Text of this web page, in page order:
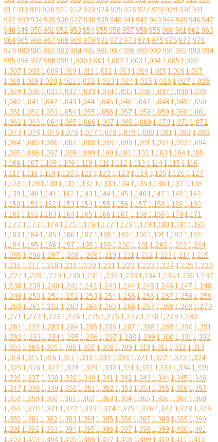
917918919920921922923924925926927928929930931
932933934935936937938939940941942943944945946947
948949950951952953954955956957958959960961962963
964965966967968969970971972973974975976977978
979980981982983984985986987988989990991992993994
9959969979989991,0001,0011,0021,0031,0041,0051,006
1,0071,0081,0091,0101,0111,0121,0131,0141,0151,0161,017
1,0181,0191,0201,0211,0221,0231,0241,0251,0261,0271,028
1,0291,0301,0311,0321,0331,0341,0351,0361,0371,0381,039
1,0401,0411,0421,0431,0441,0451,0461,0471,0481,0491,050
1,0511,0521,0531,0541,0551,0561,0571,0581,0591,0601,061
1,0621,0631,0641,0651,0661,0671,0681,0691,0701,0711,072
1,0731,0741,0751,0761,0771,0781,0791,0801,0811,0821,083
1,0841,0851,0861,0871,0881,0891,0901,0911,0921,0931,094
1,0951,0961,0971,0981,0991,1001,1011,1021,1031,1041,105
1,1061,1071,1081,1091,1101,1111,1121,1131,1141,1151,116
1,1171,1181,1191,1201,1211,1221,1231,1241,1251,1261,127
1,1281,1291,1301,1311,1321,1331,1341,1351,1361,1371,138
1,1391,1401,1411,1421,1431,1441,1451,1461,1471,1481,149
1,1501,1511,1521,1531,1541,1551,1561,1571,1581,1591,160
1,1611,1621,1631,1641,1651,1661,1671,1681,1691,1701,171
1,1721,1731,1741,1751,1761,1771,1781,1791,1801,1811,182
1,1831,1841,1851,1861,1871,1881,1891,1901,1911,1921,193
1,1941,1951,1961,1971,1981,1991,2001,2011,2021,2031,204
1,2051,2061,2071,2081,2091,2101,2111,2121,2131,2141,215
1,2161,2171,2181,2191,2201,2211,2221,2231,2241,2251,226
1,2271,2281,2291,2301,2311,2321,2331,2341,2351,2361,237
1,2381,2391,2401,2411,2421,2431,2441,2451,2461,2471,248
1,2491,2501,2511,2521,2531,2541,2551,2561,2571,2581,259
1,2601,2611,2621,2631,2641,2651,2661,2671,2681,2691,270
1,2711,2721,2731,2741,2751,2761,2771,2781,2791,280
1,2811,2821,2831,2841,2851,2861,2871,2881,2891,2901,291
1,2921,2931,2941,2951,2961,2971,2981,2991,3001,3011,302
1,3031,3041,3051,3061,3071,3081,3091,3101,3111,3121,313
1,3141,3151,3161,3171,3181,3191,3201,3211,3221,3231,324
1,3251,3261,3271,3281,3291,3301,3311,3321,3331,3341,335
1,3361,3371,3381,3391,3401,3411,3421,3431,3441,3451,346
1,3471,3481,3491,3501,3511,3521,3531,3541,3551,3561,357
1,3581,3591,3601,3611,3621,3631,3641,3651,3661,3671,368
1,3691,3701,3711,3721,3731,3741,3751,3761,3771,3781,379
1,3801,3811,3821,3831,3841,3851,3861,3871,3881,3891,390
1,3911,3921,3931,3941,3951,3961,3971,3981,3991,4001,401
1,4021,4031,4041,4051,4061,4071,4081,4091,4101,4111,412